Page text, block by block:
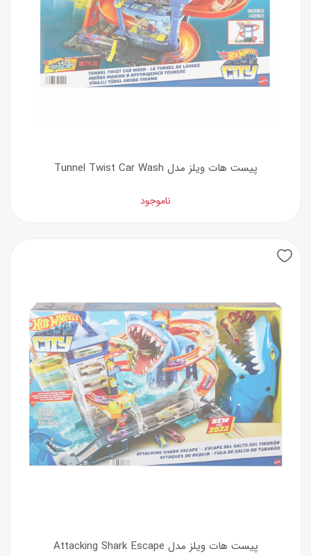
پیست هات ویلز مدل Tunnel Twist Car Wash
ناموجود
پیست هات ویلز مدل Attacking Shark Escape